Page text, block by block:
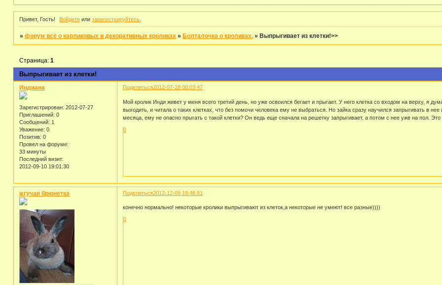
Привет, Гость! Войдите илизарегистрируйтесь
» форум всё о карликовых и декоративных кроликах » Болталочка о кроликах. » Выпрыгивает из клетки!>>
Выпрыгивает из клетки!
Страница: 1
Поделиться2012-07-28 00:03:47
Индиана
Зарегистрирован: 2012-07-27
Приглашений: 0
Сообщений: 1
Уважение: 0
Позитив: 0
Провел на форуме:
33 минуты
Последний визит:
2012-09-10 19:01:30
Мой кролик Инди живет у меня всего третий день, но уже освоился бегает и прыгает. У него клетка со входом на верху, я
выходить, и читала о таких клетках, что без помочи человека ему не выбраться. Но зайка сразу научился запрыгивать в
месяца, ему не опасно прыгать с такой клетки? Он ведь еще сначала на решетку запрыгивает, а потом с нее уже на пол.
0
Поделиться2012-12-09 19:46:51
жгучая брюнетка
конечно нормально! некоторые кролики выпрыгивают из клеток,а некоторые не умеют! все разные))))
0